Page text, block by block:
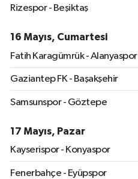
Rizespor - Beşiktaş
16 Mayıs, Cumartesi
Fatih Karagümrük - Alanyaspor
Gaziantep FK - Başakşehir
Samsunspor - Göztepe
17 Mayıs, Pazar
Kayserispor - Konyaspor
Fenerbahçe - Eyüpspor